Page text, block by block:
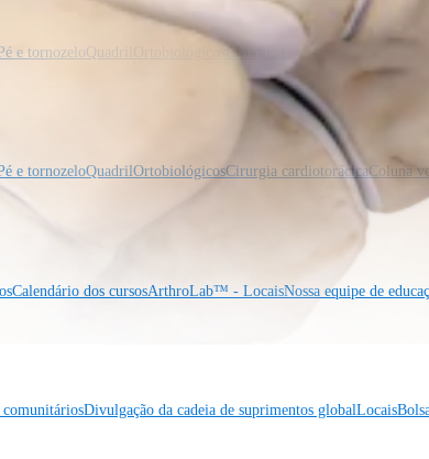
Pé e tornozeloQuadril Cirurgia cardiotorácica
e tornozeloQuadrilOrtobiológicosCirurgia cardiotorácicaColuna
Calendário dos cursosArthroLab™ - LocaisNossa equipe de
comunitáriosDivulgação da cadeia de suprimentos globalLocais